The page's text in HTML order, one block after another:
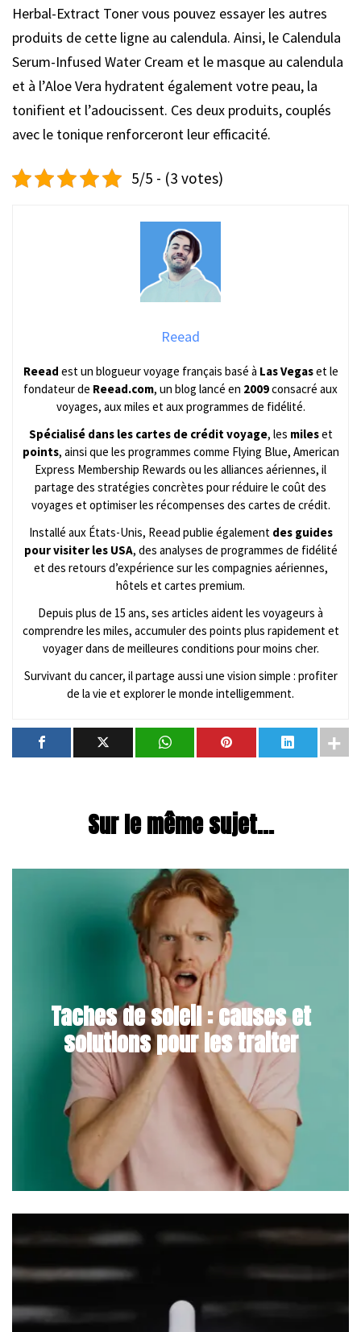
Herbal-Extract Toner vous pouvez essayer les autres
produits de cette ligne au calendula. Ainsi, le Calendula
Serum-Infused Water Cream et le masque au calendula
et à l’Aloe Vera hydratent également votre peau, la
tonifient et l’adoucissent. Ces deux produits, couplés
avec le tonique renforceront leur efficacité.
5/5 - (3 votes)
Reead
Reead est un blogueur voyage français basé à Las Vegaset le
fondateur de Reead.com, un blog lancé en 2009consacré aux
voyages, aux miles et aux programmes de fidélité.
Spécialisé dans les cartes de crédit voyage, les mileset
points, ainsi que les programmes comme Flying Blue, American
Express Membership Rewards ou les alliances aériennes, il
partage des stratégies concrètes pour réduire le coût des
voyages et optimiser les récompenses des cartes de crédit.
Installé aux États-Unis, Reead publie également des guides
pour visiter les USA, des analyses de programmes de fidélité
et des retours d’expérience sur les compagnies aériennes,
hôtels et cartes premium.
Depuis plus de 15 ans, ses articles aident les voyageurs à
comprendre les miles, accumuler des points plus rapidement et
voyager dans de meilleures conditions pour moins cher.
Survivant du cancer, il partage aussi une vision simple : profiter
de la vie et explorer le monde intelligemment.
Sur le même sujet...
Taches de soleil : causes et
solutions pour les traiter